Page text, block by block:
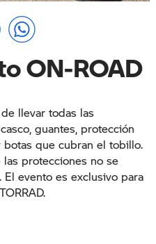
ON-ROAD
llevar todas las
guantes, protección
que cubran el tobillo.
protecciones no se
El evento es exclusivo para